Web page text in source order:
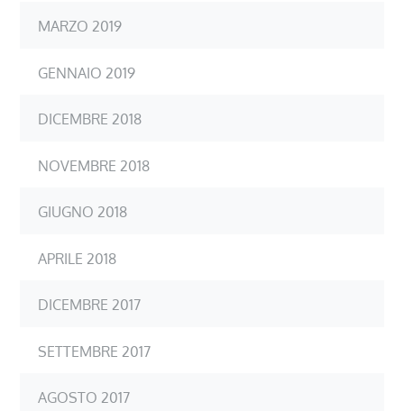
MARZO 2019
GENNAIO 2019
DICEMBRE 2018
NOVEMBRE 2018
GIUGNO 2018
APRILE 2018
DICEMBRE 2017
SETTEMBRE 2017
AGOSTO 2017